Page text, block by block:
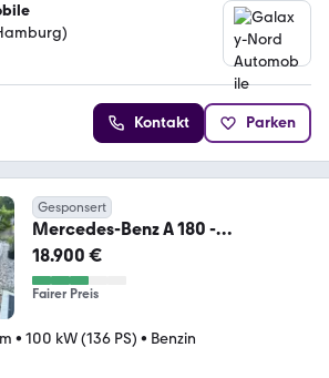
Kontakt Parken
Gesponsert
Mercedes-Benz A 180 -
AMG|AMBIENTE|MBUX|SHZ|KAM
18.900 €
Fairer Preis
• 100 kW (136 PS) • Benzin